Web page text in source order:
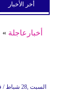
في رب ثلاثين
أخر الأخبار
أخبارعاجلة »
07:25 2015 السبت ,28 شباط / فبراير